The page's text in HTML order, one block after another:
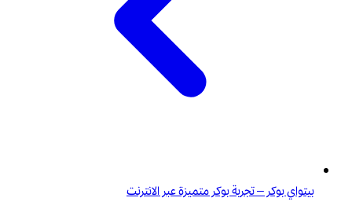
بيتواي بوكر – تجربة بوكر متميزة عبر الانترنت